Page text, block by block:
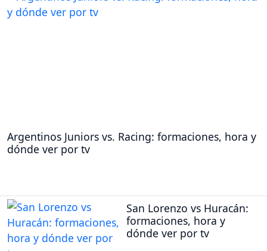
Argentinos Juniors vs. Racing: formaciones, hora y
dónde ver por tv
San Lorenzo vs Huracán:
formaciones, hora y
dónde ver por tv